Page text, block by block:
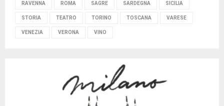
RAVENNA ROMA SAGRE SARDEGNA SICILIA
STORIA TEATRO TORINO TOSCANA VARESE
VENEZIA VERONA VINO